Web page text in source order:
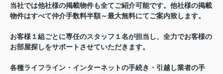
当社では他社様の掲載物件も全てご紹介可能です。他社様の掲載
物件はすべて仲介手数料半額～最大無料にてご案内致します。
お客様１組ごとに専任のスタッフ１名が担当し、全力でお客様の
お部屋探しをサポートさせていただきます。
各種ライフライン・インターネットの手続き・引越し業者の手